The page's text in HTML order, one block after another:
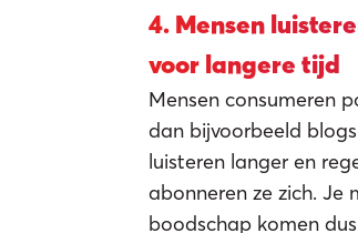
4. Mensen
voor langere tijd
Mensen consumeren
dan bijvoorbeeld blogs
luisteren langer en
abonneren ze zich. Je
boodschap komen